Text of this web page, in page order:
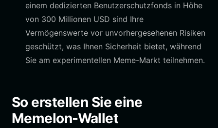
einem dedizierten Benutzerschutzfonds in Höhe
von 300 Millionen USD sind Ihre
Vermögenswerte vor unvorhergesehenen Risiken
geschützt, was Ihnen Sicherheit bietet, während
Sie am experimentellen Meme-Markt teilnehmen.
So erstellen Sie eine
Memelon-Wallet